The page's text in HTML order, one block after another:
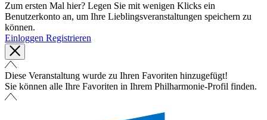
Zum ersten Mal hier? Legen Sie mit wenigen Klicks ein
Benutzerkonto an, um Ihre Lieblingsveranstaltungen speichern zu
können.
Einloggen Registrieren
Diese Veranstaltung wurde zu Ihren Favoriten hinzugefügt!
Sie können alle Ihre Favoriten in Ihrem Philharmonie-Profil finden.